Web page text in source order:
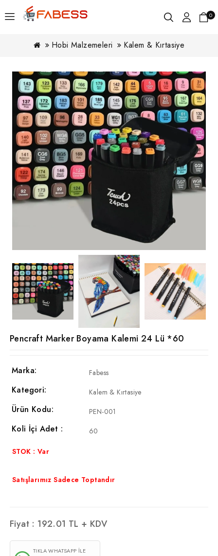
0
Hobi Malzemeleri Kalem & Kırtasiye
Pencraft Marker Boyama Kalemi 24 Lü *60
Marka: Fabess
Kategori: Kalem & Kırtasiye
Ürün Kodu: PEN-001
Koli İçi Adet : 60
STOK : Var
Satışlarımız Sadece Toptandır
Fiyat : 192.01 TL + KDV
TIKLA WHATSAPP İLE